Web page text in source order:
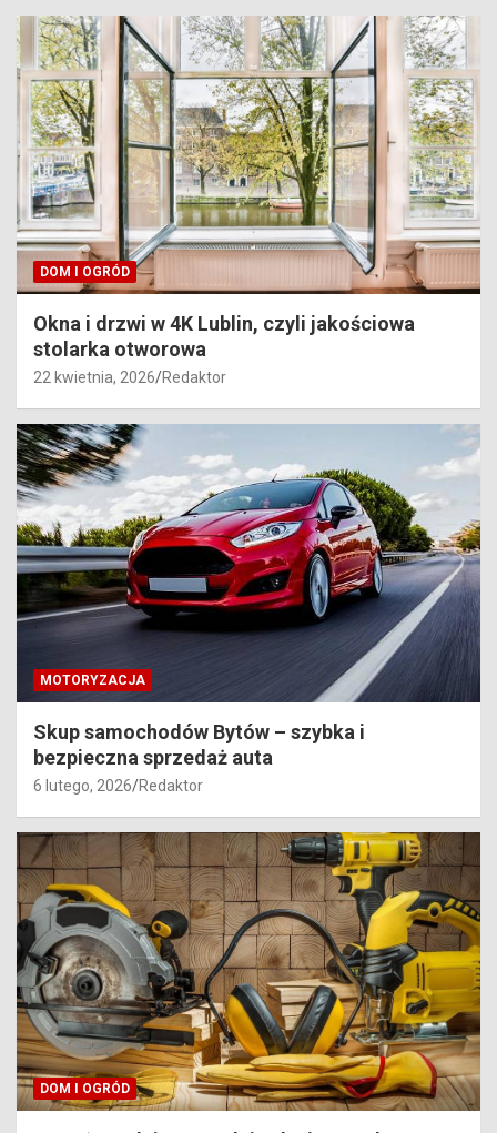
DOM I OGRÓD
Okna i drzwi w 4K Lublin, czyli jakościowa
stolarka otworowa
22 kwietnia, 2026 Redaktor
MOTORYZACJA
Skup samochodów Bytów – szybka i
bezpieczna sprzedaż auta
6 lutego, 2026 Redaktor
DOM I OGRÓD